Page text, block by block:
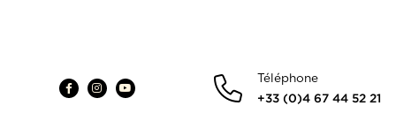
Téléphone
+33 (0)4 67 44 52 21